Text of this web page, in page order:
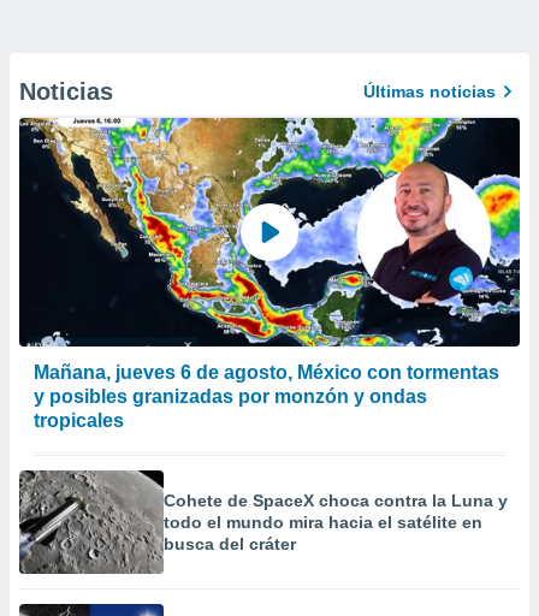
Noticias Últimas noticias
Mañana, jueves 6 de agosto, México con tormentas
y posibles granizadas por monzón y ondas
tropicales
Cohete de SpaceX choca contra la Luna y
todo el mundo mira hacia el satélite en
busca del cráter